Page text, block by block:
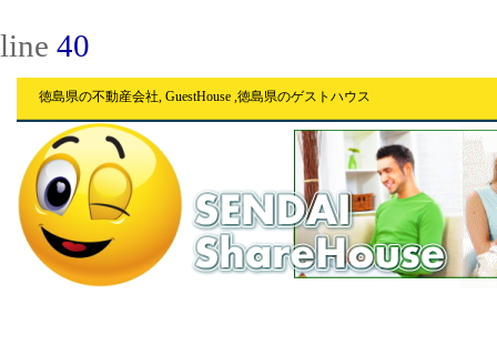
line 40
徳島県の不動産会社, GuestHouse ,徳島県のゲストハウス